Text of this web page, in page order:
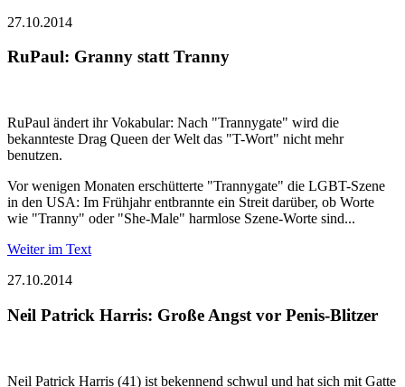
27.10.2014
RuPaul: Granny statt Tranny
RuPaul ändert ihr Vokabular: Nach "Trannygate" wird die
bekannteste Drag Queen der Welt das "T-Wort" nicht mehr
benutzen.
Vor wenigen Monaten erschütterte "Trannygate" die LGBT-Szene
in den USA: Im Frühjahr entbrannte ein Streit darüber, ob Worte
wie "Tranny" oder "She-Male" harmlose Szene-Worte sind...
Weiter im Text
27.10.2014
Neil Patrick Harris: Große Angst vor Penis-Blitzer
Neil Patrick Harris (41) ist bekennend schwul und hat sich mit Gatte